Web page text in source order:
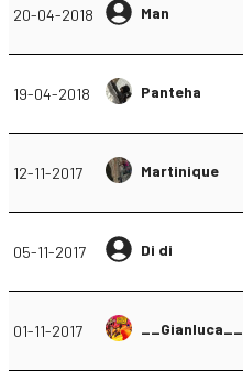
20-04-2018 Man
19-04-2018 Panteha
12-11-2017 Martinique
05-11-2017 Di di
01-11-2017 __Gianluca__